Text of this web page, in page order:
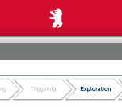
Critical Thinking